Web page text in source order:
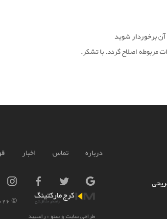
برخوردار شوید
مربوطه اصلاح گردد. با تشکر.
درباره تماس اخبار
© 2018-